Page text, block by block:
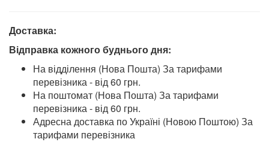
Доставка:
Відправка кожного буднього дня:
На відділення (Нова Пошта) За тарифами
перевізника - від 60 грн.
На поштомат (Нова Пошта) За тарифами
перевізника - від 60 грн.
Адресна доставка по Україні (Новою Поштою) За
тарифами перевізника